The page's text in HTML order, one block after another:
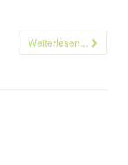
Weiterlesen...